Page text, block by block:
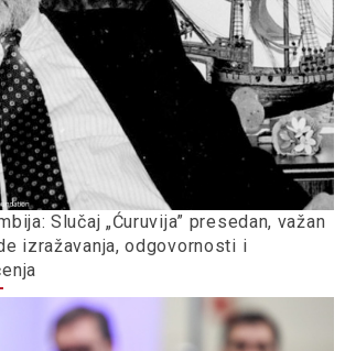
Slučaj „Ćuruvija” presedan, važan
izražavanja, odgovornosti i